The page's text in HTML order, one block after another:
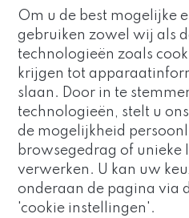
Om u de best mogelijke
gebruiken zowel wij als
technologieën zoals
krijgen tot
slaan. Door in te
technologieën, stelt u
de mogelijkheid
browsegedrag of unieke
verwerken. U kan uw
onderaan de pagina via
'cookie instellingen'.
Goed
Immo Vivo
van deAltro
Zo blijven we